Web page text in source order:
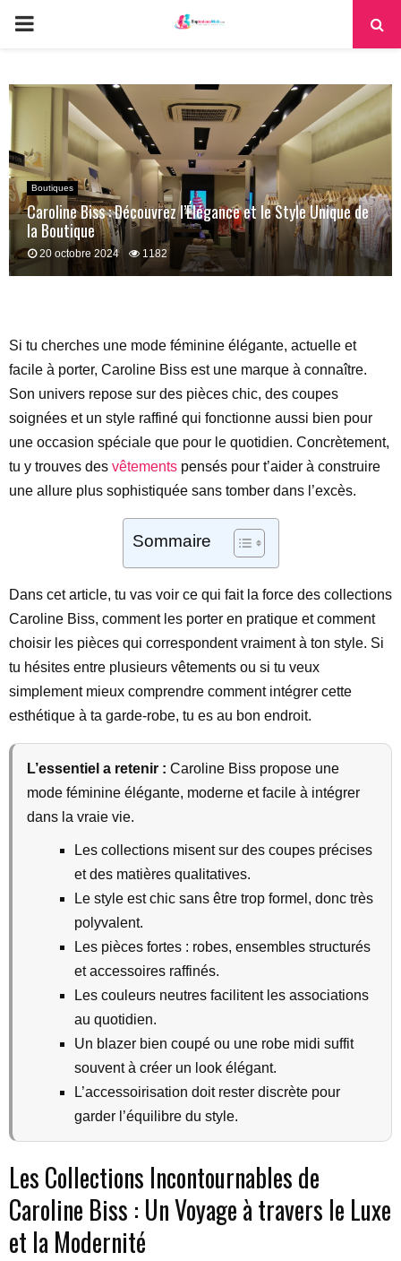
PRIMARY
Boutiques
Caroline Biss : Découvrez l’Élégance et le Style Unique de
la Boutique
20 octobre 2024 1182
Si tu cherches une mode féminine élégante, actuelle et
facile à porter, Caroline Biss est une marque à connaître.
Son univers repose sur des pièces chic, des coupes
soignées et un style raffiné qui fonctionne aussi bien pour
une occasion spéciale que pour le quotidien. Concrètement,
tu y trouves des vêtements pensés pour t’aider à construire
une allure plus sophistiquée sans tomber dans l’excès.
Sommaire
Dans cet article, tu vas voir ce qui fait la force des collections
Caroline Biss, comment les porter en pratique et comment
choisir les pièces qui correspondent vraiment à ton style. Si
tu hésites entre plusieurs vêtements ou si tu veux
simplement mieux comprendre comment intégrer cette
esthétique à ta garde-robe, tu es au bon endroit.
L’essentiel a retenir : Caroline Biss propose une
mode féminine élégante, moderne et facile à intégrer
dans la vraie vie.
Les collections misent sur des coupes précises
et des matières qualitatives.
Le style est chic sans être trop formel, donc très
polyvalent.
Les pièces fortes : robes, ensembles structurés
et accessoires raffinés.
Les couleurs neutres facilitent les associations
au quotidien.
Un blazer bien coupé ou une robe midi suffit
souvent à créer un look élégant.
L’accessoirisation doit rester discrète pour
garder l’équilibre du style.
Les Collections Incontournables de
Caroline Biss : Un Voyage à travers le Luxe
et la Modernité